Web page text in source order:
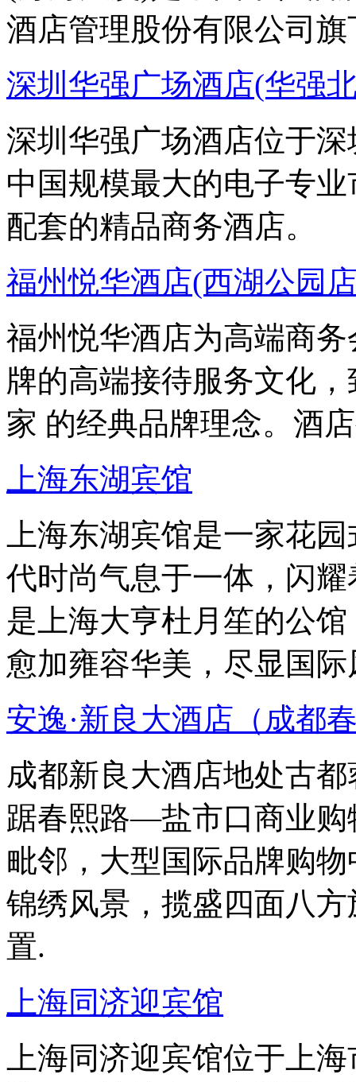
酒店管理股份有限公司
深圳华强广场酒店(华强
深圳华强广场酒店位于
中国规模最大的电子专
配套的精品商务酒店。
福州悦华酒店(西湖公园
福州悦华酒店为高端商
牌的高端接待服务文化
家 的经典品牌理念。酒
上海东湖宾馆
上海东湖宾馆是一家花
代时尚气息于一体，闪
是上海大亨杜月笙的公
愈加雍容华美，尽显国际
安逸·新良大酒店（成都
成都新良大酒店地处古
踞春熙路—盐市口商业购
毗邻，大型国际品牌购
锦绣风景，揽盛四面八
置.
上海同济迎宾馆
上海同济迎宾馆位于上